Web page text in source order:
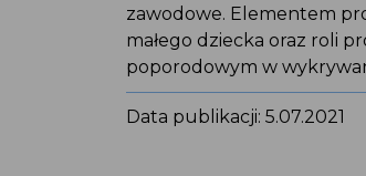
zawodowe. Elementem
małego dziecka oraz roli
poporodowym w
Data publikacji: 5.07.2021